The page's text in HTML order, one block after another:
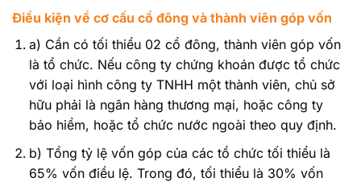
Điều kiện về cơ cấu cổ đông và thành viên góp vốn
a) Cần có tối thiểu 02 cổ đông, thành viên góp vốn
là tổ chức. Nếu công ty chứng khoán được tổ chức
với loại hình công ty TNHH một thành viên, chủ sở
hữu phải là ngân hàng thương mại, hoặc công ty
bảo hiểm, hoặc tổ chức nước ngoài theo quy định.
b) Tổng tỷ lệ vốn góp của các tổ chức tối thiểu là
65% vốn điều lệ. Trong đó, tối thiểu là 30% vốn